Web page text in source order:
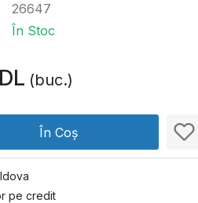
26647
În Stoc
(buc.)
În Coș
pe credit